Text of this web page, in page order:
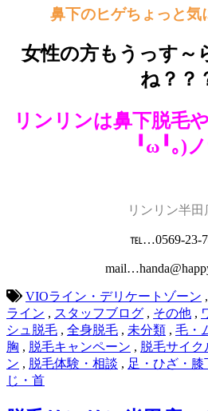
鼻下のヒゲちょっと気
女性の方もうっす～
ね？？
リンリンは鼻下脱毛
╹ω╹｡)
リンリン半
℡…0569-23-
VIOライン・デリケートゾーン ,
ライン , スタッフブログ , その他 ,
シュ脱毛 , 全身脱毛 , 未分類 , 毛・
胸 , 脱毛キャンペーン , 脱毛サイク
ン , 脱毛体験・相談 , 足・ひざ・膝
じ・首